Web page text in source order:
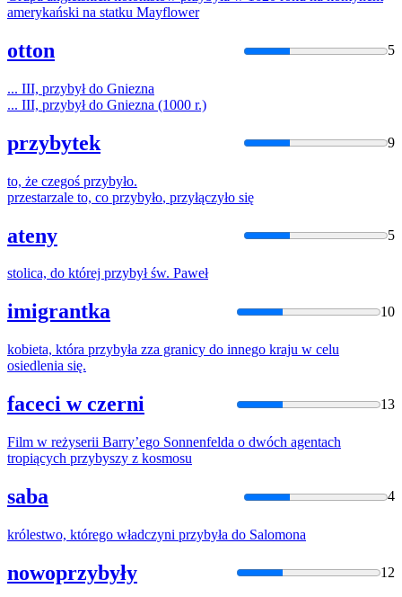
amerykański na statku Mayflower
otton 5
... III, przybyłdo Gniezna
... III, przybyłdo Gniezna (1000 r.)
przybytek 9
to, że czegoś przybyło.
przestarzale to, co przybyło, przyłączyło się
ateny 5
stolica, do której przybyłśw. Paweł
imigrantka 10
kobieta, która przybyła zza granicy do innego kraju w celu
osiedlenia się.
faceci w czerni 13
Film w reżyserii Barry’ego Sonnenfelda o dwóch agentach
tropiących przybyszy z kosmosu
saba 4
królestwo, którego władczyni przybyła do Salomona
nowoprzybyły 12